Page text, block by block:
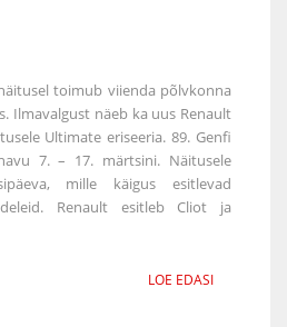
toimub viienda põlvkonna
Ilmavalgust näeb ka uus Renault
Ultimate eriseeria. 89. Genfi
7. – 17. märtsini. Näitusele
mille käigus esitlevad
Renault esitleb Cliot ja
LOE EDASI